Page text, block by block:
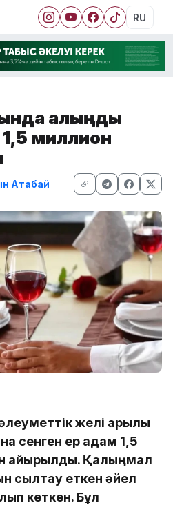
RU
қалыңдық
1,5 миллион
Атабай
желі арқылы
сенген ер адам 1,5
айырылды. Қалыңмал
сылтау еткен әйел
кеткен. Бұл